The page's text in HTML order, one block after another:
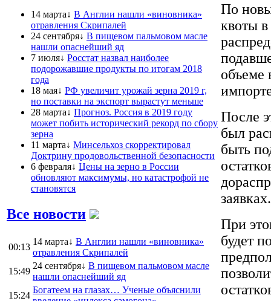
14 марта↓ В Англии нашли «виновника»
отравления Скрипалей
24 сентября↓ В пищевом пальмовом масле
нашли опаснейший яд
7 июля↓ Росстат назвал наиболее
подорожавшие продукты по итогам 2018
года
18 мая↓ РФ увеличит урожай зерна 2019 г,
но поставки на экспорт вырастут меньше
28 марта↓ Прогноз. Россия в 2019 году
может побить исторический рекорд по сбору
зерна
11 марта↓ Минсельхоз скорректировал
Доктрину продовольственной безопасности
6 февраля↓ Цены на зерно в России
обновляют максимумы, но катастрофой не
становятся
Все новости
00:13
14 марта↓ В Англии нашли «виновника»
отравления Скрипалей
15:49
24 сентября↓ В пищевом пальмовом масле
нашли опаснейший яд
15:24
Богатеем на глазах… Ученые объяснили
По
квоты в
объеме
После
был
быть
заявках.
При
будет